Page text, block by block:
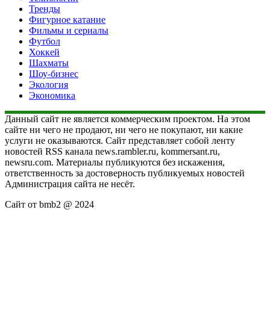
Тренды
Фигурное катание
Фильмы и сериалы
Футбол
Хоккей
Шахматы
Шоу-бизнес
Экология
Экономика
Данный сайт не является коммерческим проектом. На этом
сайте ни чего не продают, ни чего не покупают, ни какие
услуги не оказываются. Сайт представляет собой ленту
новостей RSS канала news.rambler.ru, kommersant.ru,
newsru.com. Материалы публикуются без искажения,
ответственность за достоверность публикуемых новостей
Администрация сайта не несёт.
Сайт от bmb2 @ 2024